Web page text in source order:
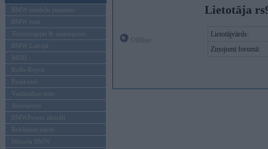
BMW modeļu jaunumi
BMW testi
Tehnoloģijas & sasniegumi
BMW Latvijā
MINI
Rolls-Royce
Pasākumi
Vadāmības tests
Autosports
BMWPower aktuāli
Reklāmas raksti
Mēneša BMW
Lietotāja
Lietotājvārds:
Ziņojumi forumā: